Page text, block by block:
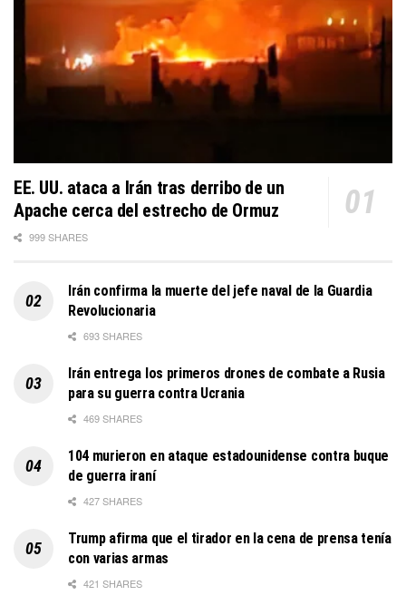
EE. UU. ataca a Irán tras derribo de un
Apache cerca del estrecho de Ormuz
999 SHARES
Irán confirma la muerte del jefe naval de la Guardia
Revolucionaria
693 SHARES
Irán entrega los primeros drones de combate a Rusia
para su guerra contra Ucrania
469 SHARES
104 murieron en ataque estadounidense contra buque
de guerra iraní
427 SHARES
Trump afirma que el tirador en la cena de prensa tenía
con varias armas
421 SHARES